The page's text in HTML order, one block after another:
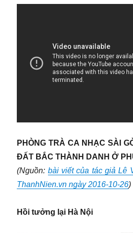
PHÒNG TRÀ CA NHẠC SÀI
ĐẤT BẮC THÀNH DANH Ở
(Nguồn: bài viết của tác giả Lê
ThanhNien.vn ngày 2016-10-26)
Hồi tưởng lại Hà Nội